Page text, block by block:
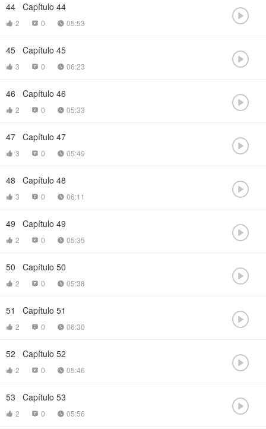
44 Capítulo 44
 2  0  05:53 
45 Capítulo 45
 3  0  06:23 
46 Capítulo 46
 2  0  05:33 
47 Capítulo 47
 3  0  05:49 
48 Capítulo 48
 3  0  06:11 
49 Capítulo 49
 2  0  05:35 
50 Capítulo 50
 2  0  05:38 
51 Capítulo 51
 2  0  06:30 
52 Capítulo 52
 2  0  05:46 
53 Capítulo 53
 2  0  05:56 